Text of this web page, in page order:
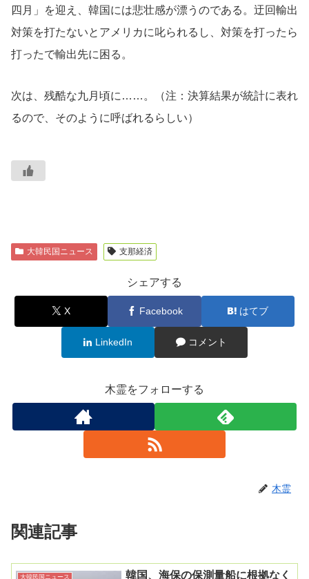
四月」を迎え、韓国には悲壮感が漂うのである。迂回輸出
対策を打たないとアメリカに叱られるし、対策を打ったら
打ったで輸出先に困る。
次は、残酷な九月頃に……。（注：決算結果が統計に表れ
るので、そのように呼ばれるらしい）
大韓民国ニュース 支那経済
シェアする
X Facebook はてブ
LinkedIn コメント
木霊をフォローする
木霊
関連記事
大韓民国ニュース
韓国、海保の保測量船に根拠なく